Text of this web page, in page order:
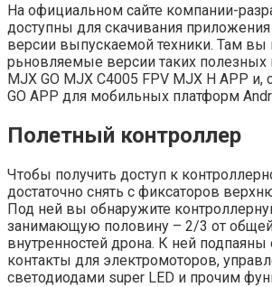
На официальном сайте компании-
доступны для скачивания
версии выпускаемой техники. Там вы
рьновляемые версии таких полезных
MJX GO MJX C4005 FPV MJX H APP и,
GO APP для мобильных платформ
Полетный контроллер
Чтобы получить доступ к
достаточно снять с фиксаторов
Под ней вы обнаружите
занимающую половину – 2/3 от
внутренностей дрона. К ней
контакты для электромоторов,
светодиодами super LED и прочим